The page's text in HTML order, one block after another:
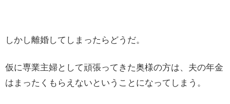
しかし離婚してしまったらどうだ。
仮に専業主婦として頑張ってきた奥様の方は、夫の年金
はまったくもらえないということになってしまう。